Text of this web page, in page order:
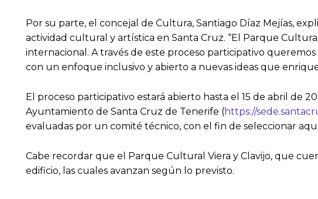
Por su parte, el concejal de Cultura, Santiago Díaz Mejías,
actividad cultural y artística en Santa Cruz. “El Parque
internacional. A través de este proceso participativo
con un enfoque inclusivo y abierto a nuevas ideas que
El proceso participativo estará abierto hasta el 15 de abril de
Ayuntamiento de Santa Cruz de Tenerife (https://
evaluadas por un comité técnico, con el fin de seleccionar
Cabe recordar que el Parque Cultural Viera y Clavijo, que
edificio, las cuales avanzan según lo previsto.